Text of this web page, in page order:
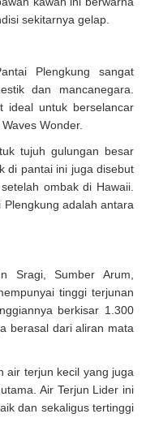
sekitarnya gelap.
Plengkung sangat
dan mancanegara.
ideal untuk berselancar
Wonder.
tujuh gulungan besar
di pantai ini juga disebut
ombak di Hawaii.
adalah antara
Sragi, Sumber Arum,
tinggi terjunan
berkisar 1.300
berasal dari aliran mata
air terjun kecil yang juga
Air Terjun Lider ini
dan sekaligus tertinggi